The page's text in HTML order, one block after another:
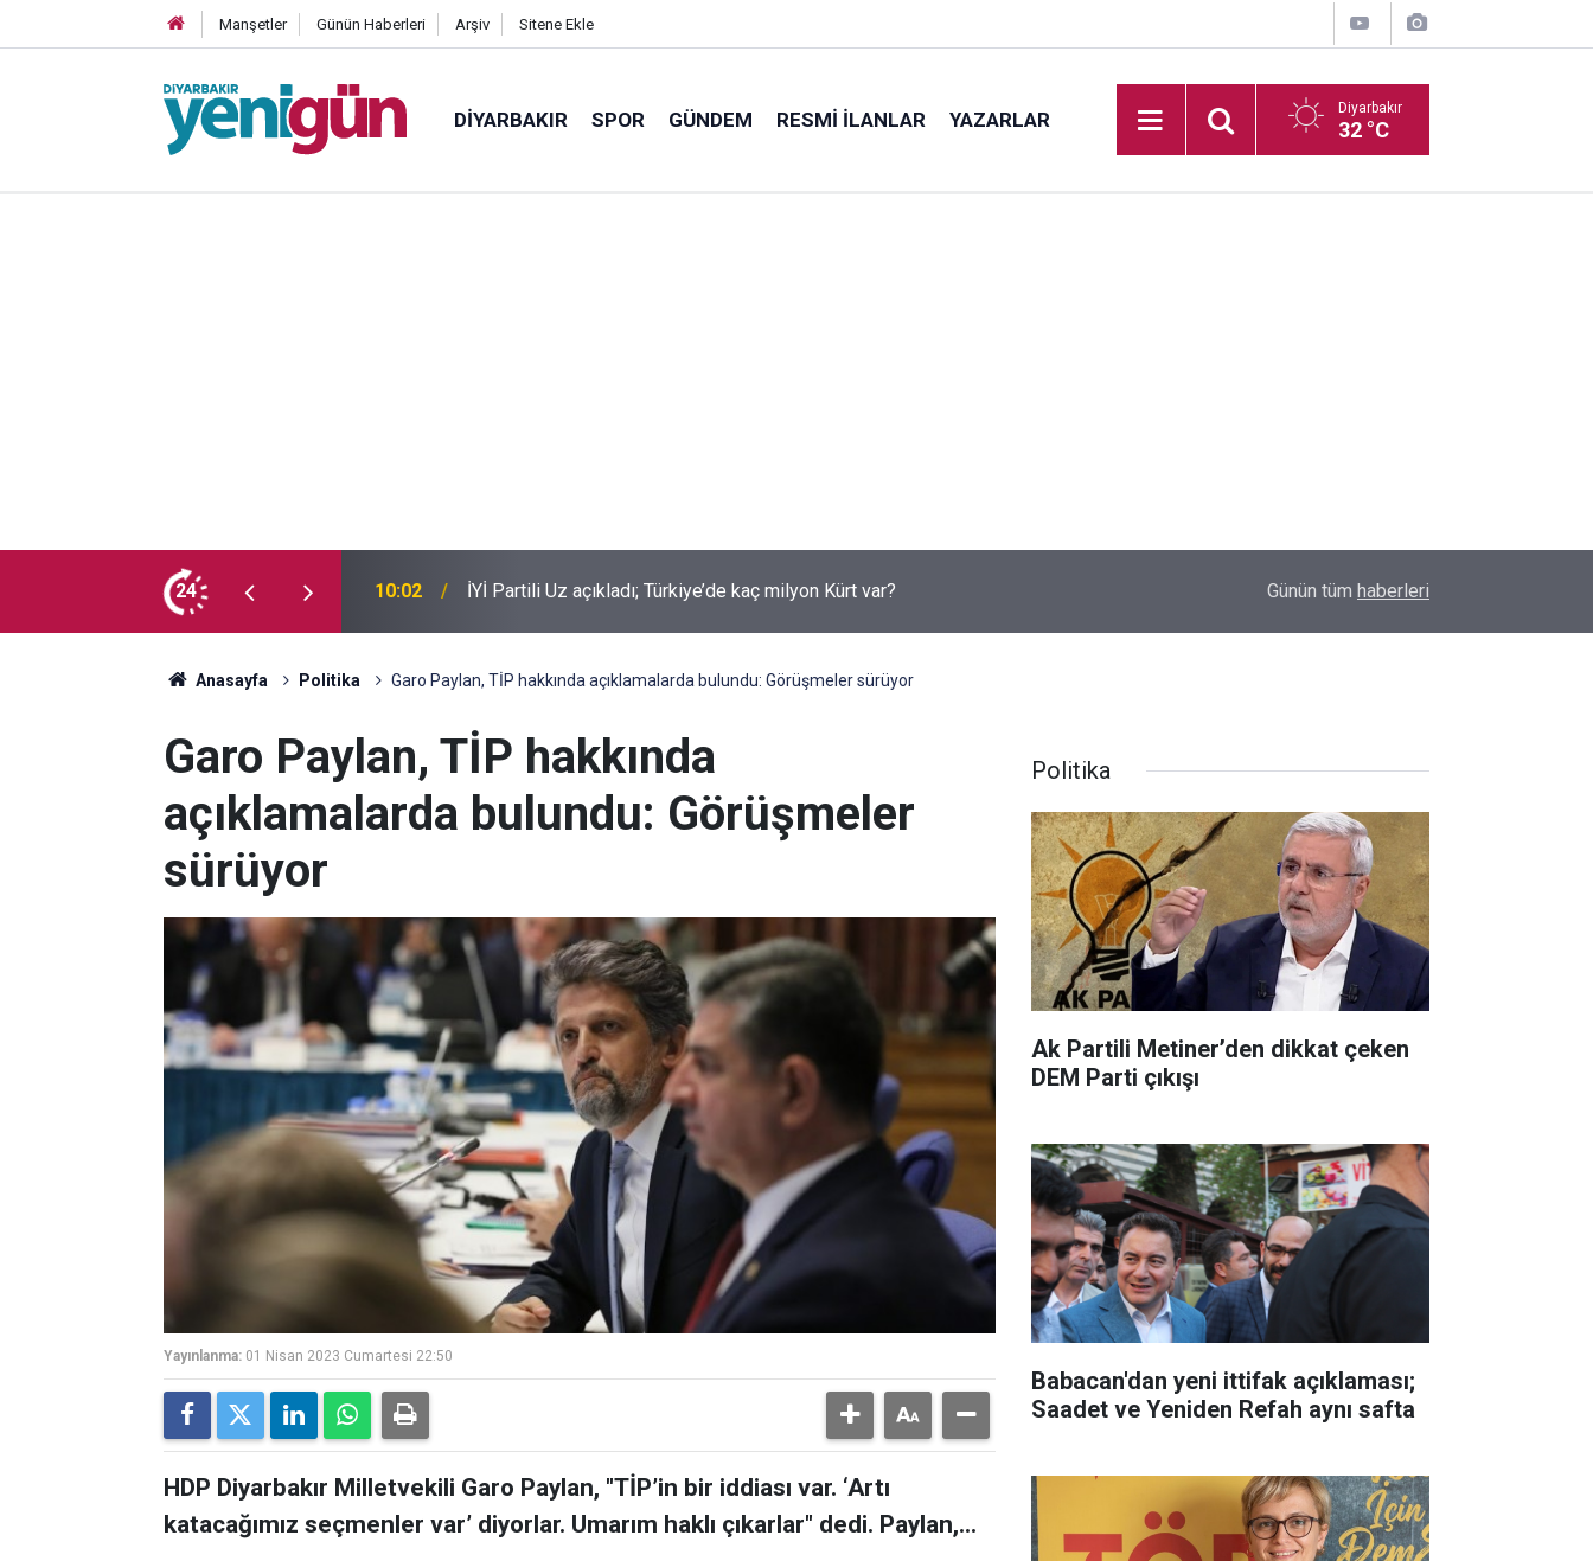
Manşetler Günün Haberleri Arşiv Sitene Ekle
DIYARBAKIR SPOR GÜNDEM RESMI İLANLAR YAZARLAR Diyarbakır
32 °C
24
milyon Kürt var? 09:54 Suça sürüklenen çocuklar için yeni düzenleme neleri kapsiyor? Amedspor’dan süper lig öncesi önemli hamle:
Günün tüm haberleri
Anasayfa Politika Garo Paylan, TİP hakkında açıklamalarda bulundu: Görüşmeler sürüyor
Garo Paylan, TİP hakkında
açıklamalarda bulundu: Görüşmeler
sürüyor
Yayınlanma: 01 Nisan 2023 Cumartesi 22:50
HDP Diyarbakır Milletvekili Garo Paylan, "TİP’in bir iddiası var. ‘Artı
katacağımız seçmenler var’ diyorlar. Umarım haklı çıkarlar" dedi. Paylan,...
Politika
Ak Partili Metiner’den dikkat çeken
DEM Parti çıkışı
Babacan'dan yeni ittifak açıklaması;
Saadet ve Yeniden Refah aynı safta